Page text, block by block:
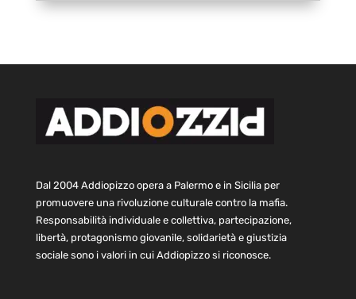
Dal 2004 Addiopizzo opera a Palermo e in Sicilia per
promuovere una rivoluzione culturale contro la mafia.
Responsabilità individuale e collettiva, partecipazione,
libertà, protagonismo giovanile, solidarietà e giustizia
sociale sono i valori in cui Addiopizzo si riconosce.